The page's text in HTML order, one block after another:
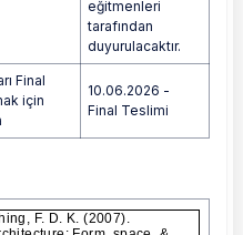
eğitmenleri
tarafından
duyurulacaktır.
Final
için
10.06.2026 -
Final Teslimi
F. D. K. (2007). Architecture:
F. D. K. (2007).